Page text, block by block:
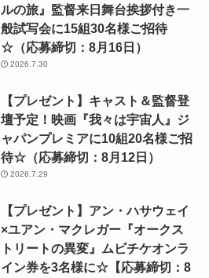
ルの旅』監督来日舞台挨拶付き一
般試写会に15組30名様ご招待
☆（応募締切：8月16日）
2026.7.30
【プレゼント】キャスト＆監督登
壇予定！映画『我々は宇宙人』ジ
ャパンプレミアに10組20名様ご招
待☆（応募締切：8月12日）
2026.7.29
【プレゼント】アン・ハサウェイ
×ユアン・マクレガー『オークス
トリートの異変』ムビチケオンラ
イン券を3名様に☆【応募締切：8